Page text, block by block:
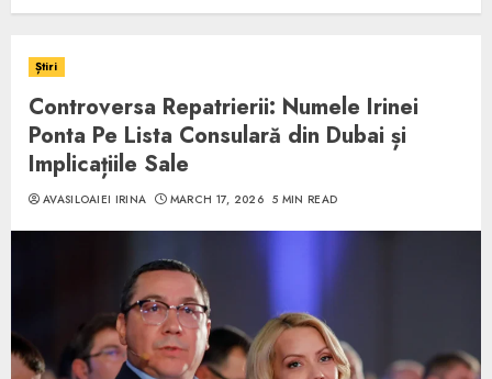
Știri
Controversa Repatrierii: Numele Irinei
Ponta Pe Lista Consulară din Dubai și
Implicațiile Sale
AVASILOAIEI IRINA MARCH 17, 2026 5 MIN READ